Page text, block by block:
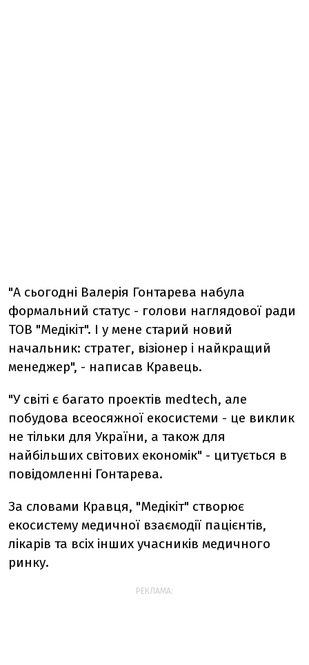
"А сьогодні Валерія Гонтарева набула
формальний статус - голови наглядової ради
ТОВ "Медікіт". І у мене старий новий
начальник: стратег, візіонер і найкращий
менеджер", - написав Кравець.
"У світі є багато проектів medtech, але
побудова всеосяжної екосистеми - це виклик
не тільки для України, а також для
найбільших світових економік" - цитується в
повідомленні Гонтарева.
За словами Кравця, "Медікіт" створює
екосистему медичної взаємодії пацієнтів,
лікарів та всіх інших учасників медичного
ринку.
РЕКЛАМА: